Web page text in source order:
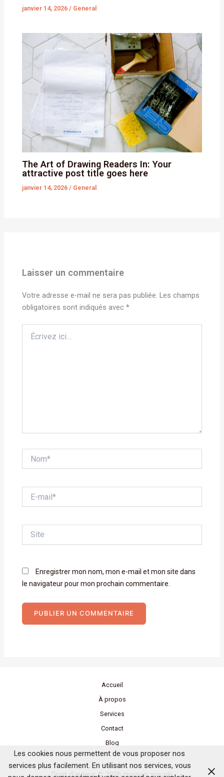
janvier 14, 2026/ General
The Art of Drawing Readers In: Your
attractive post title goes here
janvier 14, 2026/ General
Laisser un commentaire
Votre adresse e-mail ne sera pas publiée. Les champs
obligatoires sont indiqués avec*
ici…
mail*
Enregistrer mon nom, mon e-mail et mon site dans
le navigateur pour mon prochain commentaire.
Accueil
À propos
Services
Contact
Blog
Droit d'auteur © 2026 maison siguski
Les cookies nous permettent de vous proposer nos
services plus facilement. En utilisant nos services, vous